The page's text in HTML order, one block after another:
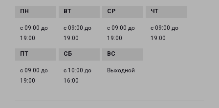
с 09:00 до
19:00
с 09:00 до
19:00
с 09:00 до
19:00
с 09:00 до
19:00
с 09:00 до
19:00
с 10:00 до
16:00
Выходной